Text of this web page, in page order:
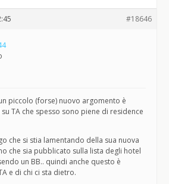
#18646
piccolo (forse) nuovo argomento è
TA che spesso sono piene di residence
che si stia lamentando della sua nuova
che sia pubblicato sulla lista degli hotel
un BB.. quindi anche questo è
e di chi ci sta dietro.